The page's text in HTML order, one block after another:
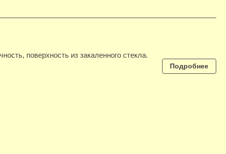
поверхность из закаленного стекла.
Подробнее